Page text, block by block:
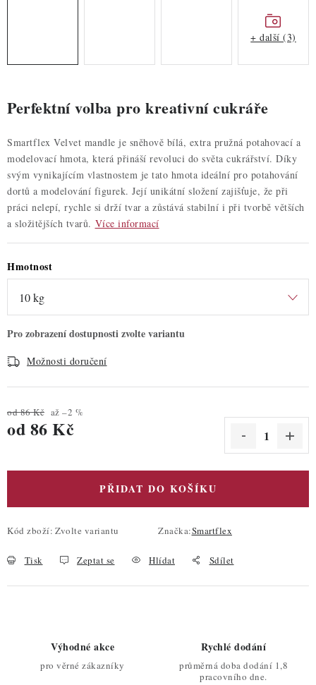
Nepřevzetí zásilky na dobírku
Obchodní podmínky
Podmínky ochrany osobních údajů
Perfektní volba pro kreativní cukráře
Smartflex Velvet mandle je sněhově bílá, extra pružná potahovací a
modelovací hmota, která přináší revoluci do světa cukrářství. Díky
svým vynikajícím vlastnostem je tato hmota ideální pro potahování
dortů a modelování figurek. Její unikátní složení zajišťuje, že při
práci nelepí, rychle si drží tvar a zůstává stabilní i při tvorbě větších
a složitějších tvarů. Více informací
Hmotnost
Možnosti doručení
od 86 Kč až –2 %
od 86 Kč
PŘIDAT DO KOŠÍKU
Kód zboží: Zvolte variantu Značka:Smartflex
Tisk Zeptat se Hlídat Sdílet
+ další (3)
Výhodné akce
pro věrné zákazníky
Rychlé dodání
průměrná doba dodání 1,8
pracovního dne.